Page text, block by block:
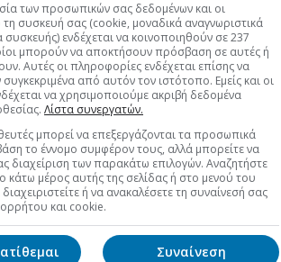
των προσωπικών σας δεδομένων και οι
συσκευή σας (cookie, μοναδικά αναγνωριστικά
συσκευής) ενδέχεται να κοινοποιηθούν σε 237
μπορούν να αποκτήσουν πρόσβαση σε αυτές ή
Αυτές οι πληροφορίες ενδέχεται επίσης να
από αυτόν τον ιστότοπο. Εμείς και οι
να χρησιμοποιούμε ακριβή δεδομένα
Λίστα συνεργατών.
μπορεί να επεξεργάζονται τα προσωπικά
το έννομο συμφέρον τους, αλλά μπορείτε να
διαχείριση των παρακάτω επιλογών. Αναζητήστε
κάτω μέρος αυτής της σελίδας ή στο μενού του
ή να ανακαλέσετε τη συναίνεσή σας
και cookie.
Συναίνεση